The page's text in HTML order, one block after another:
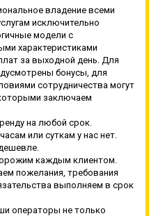
владение всеми
исключительно
модели с
характеристиками
за выходной день. Для
бонусы, для
сотрудничества могут
заключаем
на любой срок.
или суткам у нас нет.
каждым клиентом.
пожелания, требования
выполняем в срок
операторы не только